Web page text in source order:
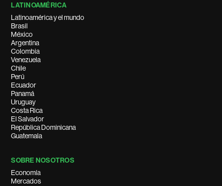
LATINOAMÉRICA
Latinoamérica y el mundo
Brasil
México
Argentina
Colombia
Venezuela
Chile
Perú
Ecuador
Panamá
Uruguay
Costa Rica
El Salvador
República Dominicana
Guatemala
SOBRE NOSOTROS
Economía
Mercados